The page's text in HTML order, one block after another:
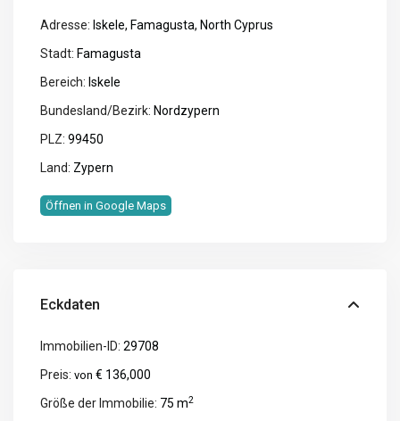
Adresse: Iskele, Famagusta, North Cyprus
Stadt: Famagusta
Bereich: Iskele
Bundesland/Bezirk: Nordzypern
PLZ: 99450
Land: Zypern
Öffnen in Google Maps
Eckdaten
Immobilien-ID: 29708
Preis: von € 136,000
Größe der Immobilie: 75 m2